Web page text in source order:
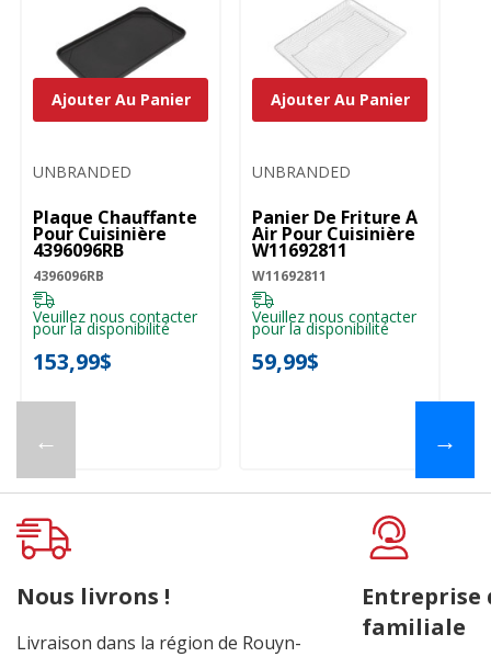
←
UNBRANDED
Plaque Chauffante
Pour Cuisinière
4396096RB
4396096RB
Veuillez nous contacter
pour la disponibilité
153,99$
Ajouter Au Panier
UNBRANDED
Panier De Friture À
Air Pour Cuisinière
W11692811
W11692811
Veuillez nous contacter
pour la disponibilité
59,99$
Ajouter Au Panier
→
Nous livrons !
Livraison dans la région de Rouyn-
Entreprise
familiale